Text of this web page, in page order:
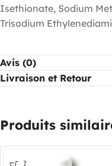
Isethionate, Sodium
Trisodium
Avis (0)
Livraison et Retour
Produits